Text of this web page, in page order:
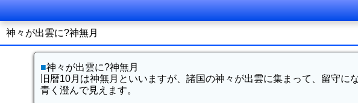
神々が出雲に?神無月
■神々が出雲に?神無月
旧暦10月は神無月といいますが、諸国の神々が出雲に集まって、留守
青く澄んで見えます。